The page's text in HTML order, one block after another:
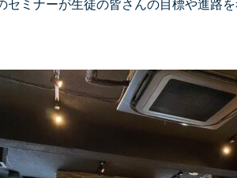
セミナーが生徒の皆さんの目標や進路